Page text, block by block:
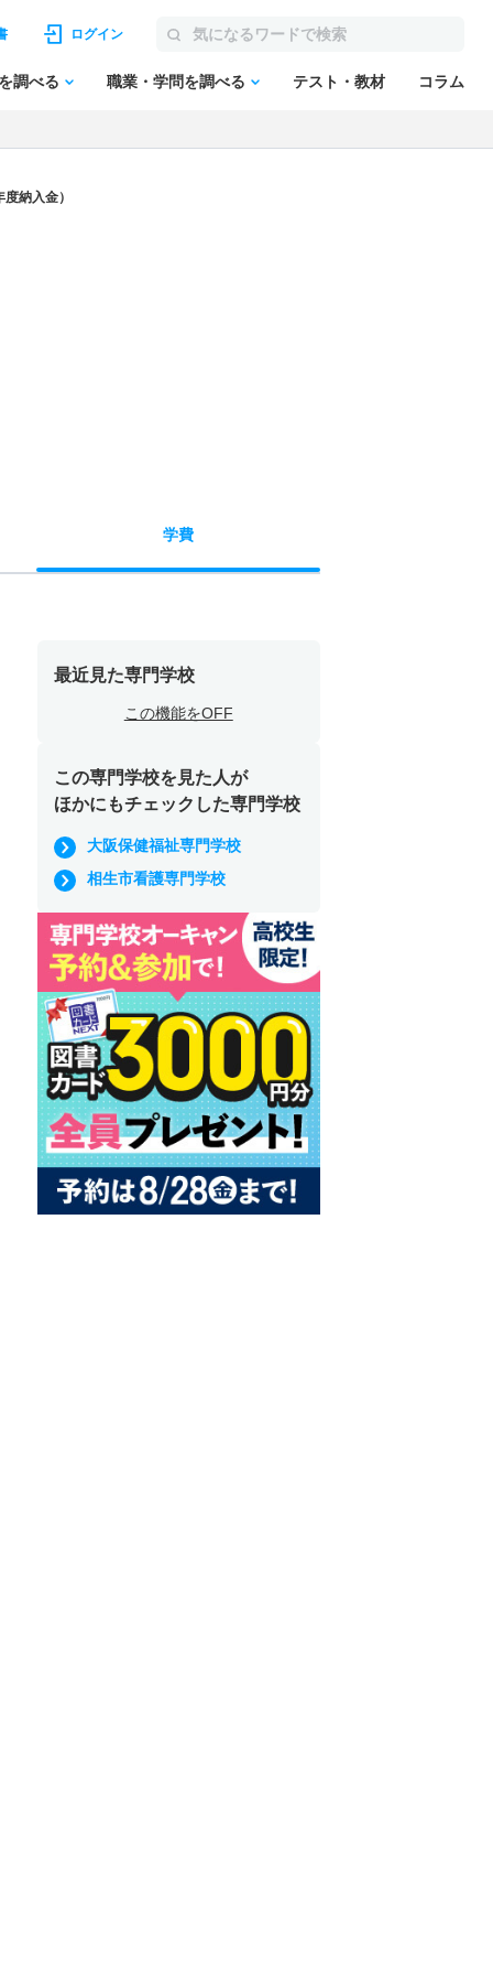
ログイン
調べる 職業・学問を調べる テスト・教材 コラム
納入金）
学費
最近見た専門学校
この機能をOFF
この専門学校を見た人が
ほかにもチェックした専門学校
大阪保健福祉専門学校
相生市看護専門学校